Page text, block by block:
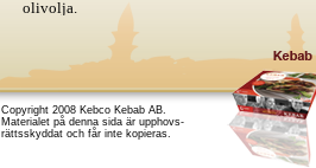
olivolja.
Copyright 2008 Kebco Kebab AB.
Materialet på denna sida är upphovs-
rättsskyddat och får inte kopieras.